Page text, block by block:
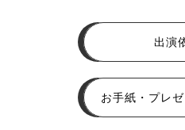
出演
お手紙・プレ